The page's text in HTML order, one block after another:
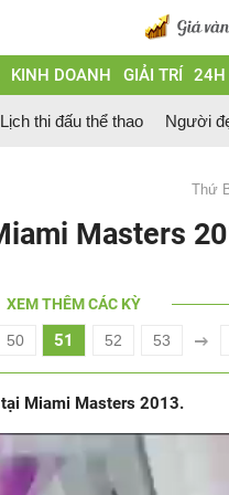
KINH DOANH GIẢI TRÍ 24H
Lịch thi đấu thể thao Người
Thứ
Masters
XEM THÊM CÁC KỲ
50 51 52 53
Miami Masters 2013.